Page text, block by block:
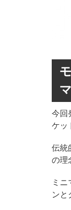
今回
ケッ
伝統
の理
ミ
ンと